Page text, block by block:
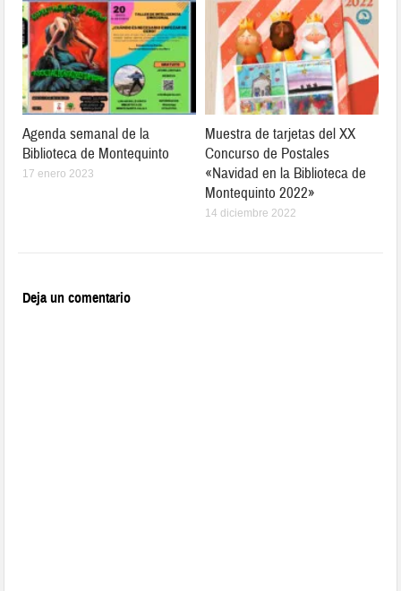
Agenda semanal de la
Biblioteca de Montequinto
17 enero 2023
Muestra de tarjetas del XX
Concurso de Postales
«Navidad en la Biblioteca de
Montequinto 2022»
14 diciembre 2022
Deja un comentario